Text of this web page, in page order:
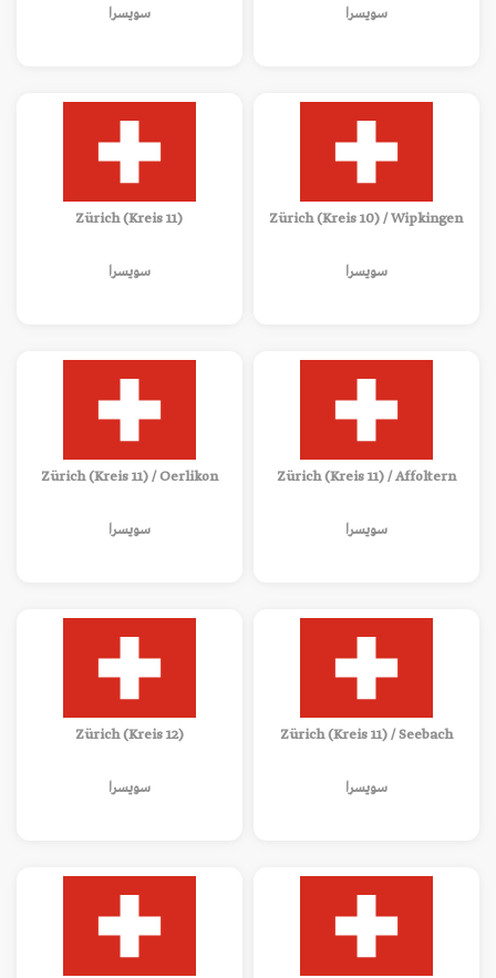
سويسرا سويسرا
Zürich (Kreis 10) / Wipkingen
سويسرا
Zürich (Kreis 11)
سويسرا
Zürich (Kreis 11) / Affoltern
سويسرا
Zürich (Kreis 11) / Oerlikon
سويسرا
Zürich (Kreis 11) / Seebach
سويسرا
Zürich (Kreis 12)
سويسرا